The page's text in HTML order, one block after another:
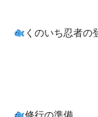
くのいち忍者の
修行の準備